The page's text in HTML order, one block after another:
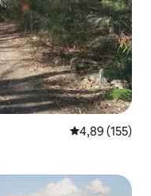
Évaluation
4,89 (155)